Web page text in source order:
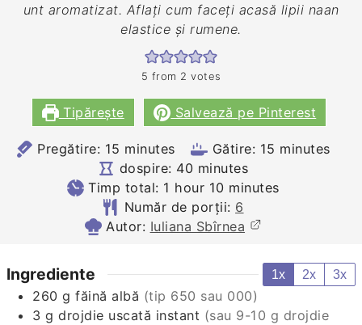
unt aromatizat. Aflați cum faceți acasă lipii naan
elastice și rumene.
5 from 2 votes
Tipărește Salvează pe Pinterest
Pregătire: 15 minutes
minutes Gătire: 15 minutes
minutes
dospire: 40minutes
minutes
Timp total: 1 hour
hour 10minutes
minutes
Număr de porții: 6
Autor: Iuliana Sbîrnea
Ingrediente 1x 2x 3x
260 g făină albă (tip 650 sau 000)
3 g drojdie uscată instant (sau 9-10 g drojdie